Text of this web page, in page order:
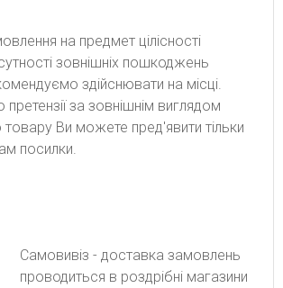
на предмет цілісності
зовнішніх пошкоджень
здійснювати на місці.
за зовнішнім виглядом
Ви можете пред'явити тільки
посилки.
Самовивіз - доставка замовлень
проводиться в роздрібні магазини